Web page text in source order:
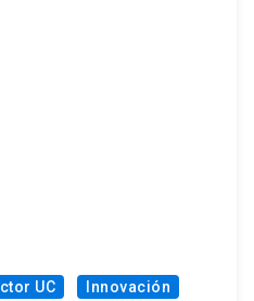
UC Innovación